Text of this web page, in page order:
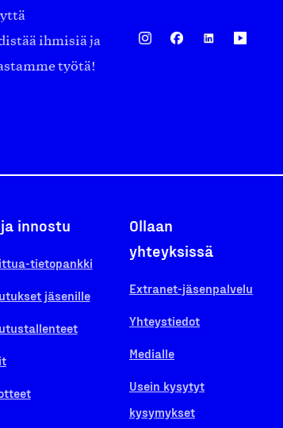
ihmisiä ja
työtä!
ja innostu
tietopankki
jäsenille
Ollaan
yhteyksissä
Extranet-jäsenpalvelu
Yhteystiedot
Medialle
Usein kysytyt
kysymykset